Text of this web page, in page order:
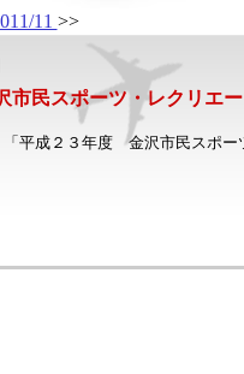
11 >>
市民スポーツ・レクリエ
「平成２３年度 金沢市民スポ